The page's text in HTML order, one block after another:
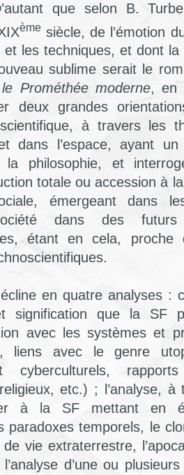
que selon B.
èmesiècle, de l’émotion
les techniques, et dont la
sublime serait le
Prométhée moderne, en
deux grandes
à travers les
dans l’espace, ayant
la philosophie, et
totale ou accession à
émergeant dans
dans des futurs
étant en cela,
en quatre analyses :
signification que la SF
avec les systèmes et
liens avec le genre
cyberculturels,
etc.) ; l’analyse,
à la SF mettant en
paradoxes temporels, le
vie extraterrestre,
d’une ou